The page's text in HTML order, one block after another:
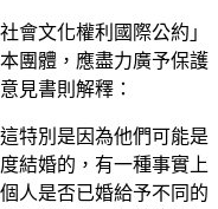
會文化權利國際公約」
團體，應盡力廣予保護
見書則解釋：
特別是因為他們可能是
結婚的，有一種事實上
人是否已婚給予不同的